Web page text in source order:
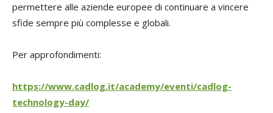
permettere alle aziende europee di continuare a vincere
sfide sempre più complesse e globali.
Per approfondimenti:
https://www.cadlog.it/academy/eventi/cadlog-
technology-day/